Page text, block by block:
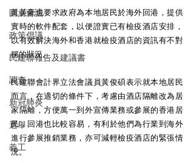
圓桌會議
政策倡議
民建聯報告及建議書
調查
新冠肺炎
選舉
義工
黃英豪也要求政府為本地居民於海外回港，提供
實時的軟件配套，以便證實已有檢疫酒店安排，
以有效解決海外和香港就檢疫酒店的資訊有不對
稱的狀況。
民建聯會計界立法會議員黃俊碩表示就本地居民
而言，在適切的條件下，考慮由酒店隔離改為居
家隔離，方便萬一到外宣傳業務或參展的香港居
民，回港也比較容易，有利於他們為行業到海外
進行參展推銷業務，亦可減輕檢疫酒店的緊張情
況。